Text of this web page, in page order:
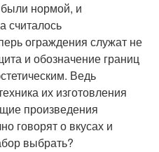
нормой, и
считалось
ограждения служат не
и обозначение границ
Ведь
их изготовления
произведения
говорят о вкусах и
выбрать?